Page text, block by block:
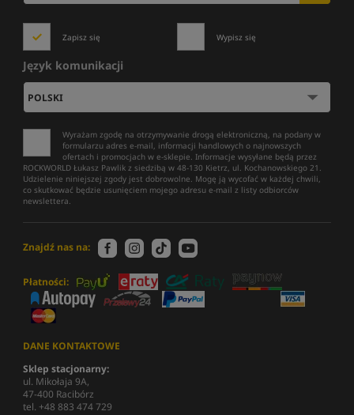
Zapisz się Wypisz się
Język komunikacji
Wyrażam zgodę na otrzymywanie drogą elektroniczną, na podany w
formularzu adres e-mail, informacji handlowych o najnowszych
ofertach i promocjach w e-sklepie. Informacje wysyłane będą przez
ROCKWORLD Łukasz Pawlik z siedzibą w 48-130 Kietrz, ul. Kochanowskiego 21.
Udzielenie niniejszej zgody jest dobrowolne. Mogę ją wycofać w każdej chwili,
co skutkować będzie usunięciem mojego adresu e-mail z listy odbiorców
newslettera.
Znajdź nas na:
Płatności:
DANE KONTAKTOWE
Sklep stacjonarny:
ul. Mikołaja 9A,
47-400 Racibórz
tel. +48 883 474 729